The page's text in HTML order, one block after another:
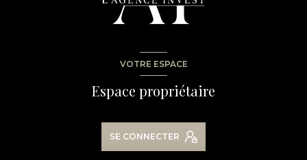
VOTRE ESPACE
Espace propriétaire
SE CONNECTER